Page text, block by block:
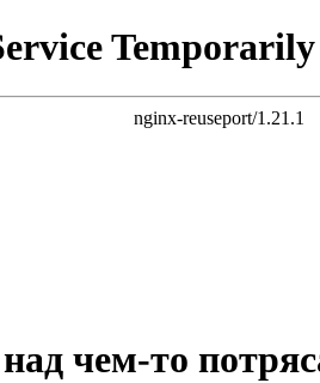
nginx-reuseport/1.21.1
чем-то